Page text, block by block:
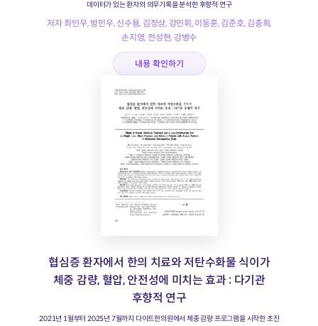
데이터가 있는 환자의 의무기록을 분석한 후향적 연구
저자 최인우, 방민우, 신수용, 김정상, 강민휘, 이동훈, 김준호, 김충희,
손지영, 전성현, 강병수
내용 확인하기
협심증 환자에서 한의 치료와 저탄수화물 식이가
체중 감량, 혈압, 안전성에 미치는 효과 : 다기관
후향적 연구
2021년 1월부터 2025년 7월까지 다이트한의원에서 체중 감량 프로그램을 시작한 초진